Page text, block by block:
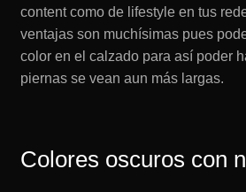
content como de lifestyle en tus
ventajas son muchísimas pues
color en el calzado para así poder
piernas se vean aun más largas.
Colores oscuros con